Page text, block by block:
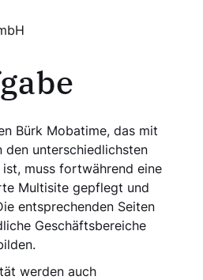
Bürk Mobatime, das mit
den unterschiedlichsten
muss fortwährend eine
Multisite gepflegt und
entsprechenden Seiten
Geschäftsbereiche
werden auch